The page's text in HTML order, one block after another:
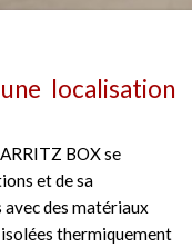
localisation
BOX se
et de sa
des matériaux
thermiquement